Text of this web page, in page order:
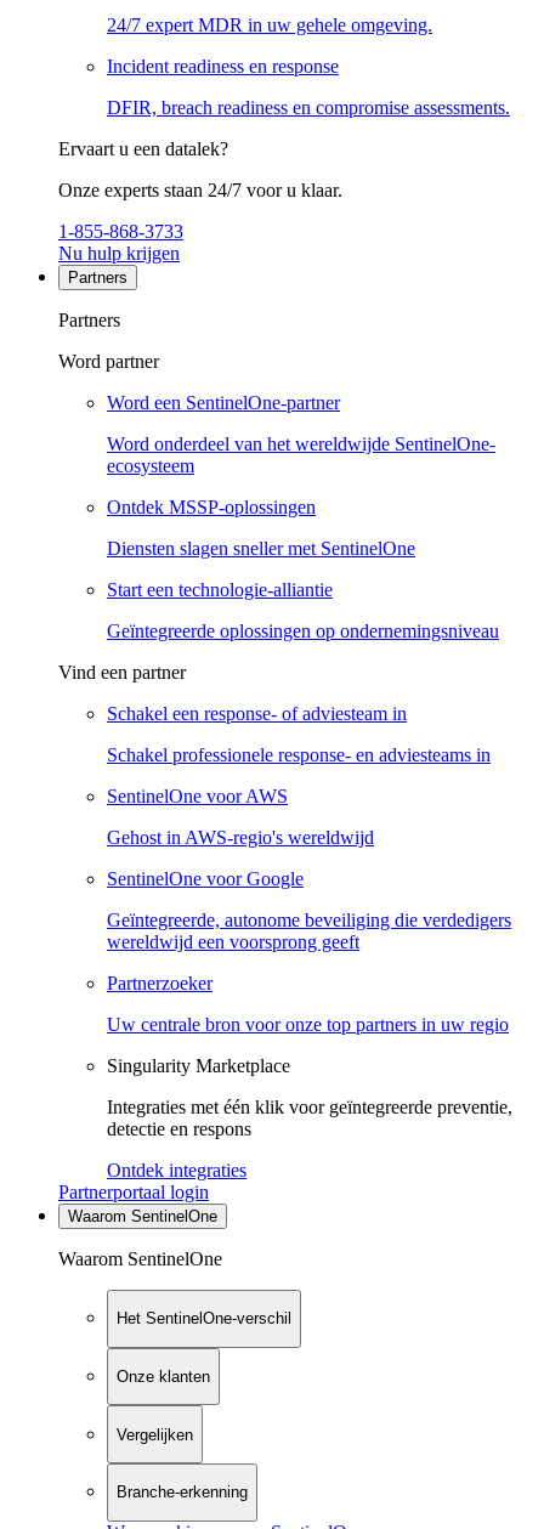
24/7 expert MDR in uw gehele omgeving.
Incident readiness en response
DFIR, breach readiness en compromise assessments.
Ervaart u een datalek?
Onze experts staan 24/7 voor u klaar.
1-855-868-3733
Nu hulp krijgen
Partners
Partners
Word partner
Word een SentinelOne-partner
Word onderdeel van het wereldwijde SentinelOne-
ecosysteem
Ontdek MSSP-oplossingen
Diensten slagen sneller met SentinelOne
Start een technologie-alliantie
Geïntegreerde oplossingen op ondernemingsniveau
Vind een partner
Schakel een response- of adviesteam in
Schakel professionele response- en adviesteams in
SentinelOne voor AWS
Gehost in AWS-regio's wereldwijd
SentinelOne voor Google
Geïntegreerde, autonome beveiliging die verdedigers
wereldwijd een voorsprong geeft
Partnerzoeker
Uw centrale bron voor onze top partners in uw regio
Singularity Marketplace
Integraties met één klik voor geïntegreerde preventie,
detectie en respons
Ontdek integraties
Partnerportaal login
Waarom SentinelOne
Waarom SentinelOne
Het SentinelOne-verschil
Onze klanten
Vergelijken
Branche-erkenning